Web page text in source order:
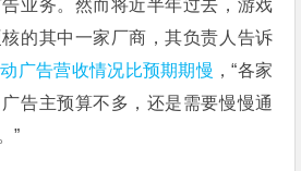
业务。然而将近半年过去，游戏
的其中一家厂商，其负责人告诉
广告营收情况比预期期慢 ，“各家
告主预算不多，还是需要慢慢通
”